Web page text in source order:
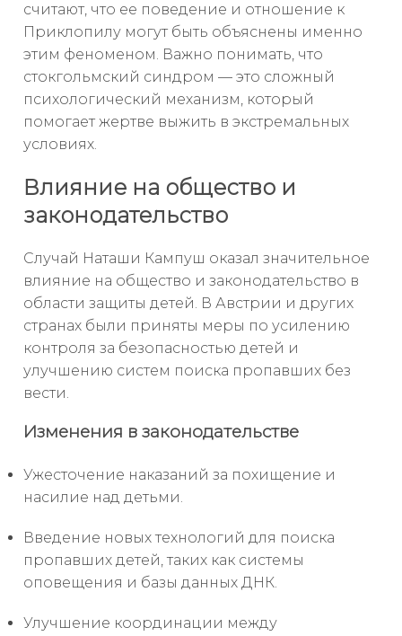
считают, что ее поведение и отношение к
Приклопилу могут быть объяснены именно
этим феноменом. Важно понимать, что
стокгольмский синдром — это сложный
психологический механизм, который
помогает жертве выжить в экстремальных
условиях.
Влияние на общество и
законодательство
Случай Наташи Кампуш оказал значительное
влияние на общество и законодательство в
области защиты детей. В Австрии и других
странах были приняты меры по усилению
контроля за безопасностью детей и
улучшению систем поиска пропавших без
вести.
Изменения в законодательстве
Ужесточение наказаний за похищение и
насилие над детьми.
Введение новых технологий для поиска
пропавших детей, таких как системы
оповещения и базы данных ДНК.
Улучшение координации между